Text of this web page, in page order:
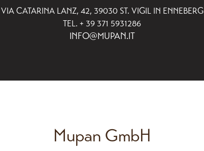
VIA CATARINA LANZ, 42, 39030 ST. VIGIL IN ENNEBERG
TEL. + 39 371 5931286
INFO@MUPAN.IT
Mupan GmbH